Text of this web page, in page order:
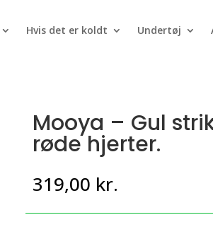
Hvis det er koldt Undertøj
Mooya – Gul
røde hjerter.
319,00 kr.